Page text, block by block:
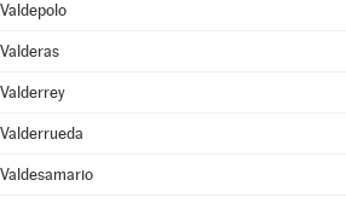
Valdepolo
Valderas
Valderrey
Valderrueda
Valdesamario